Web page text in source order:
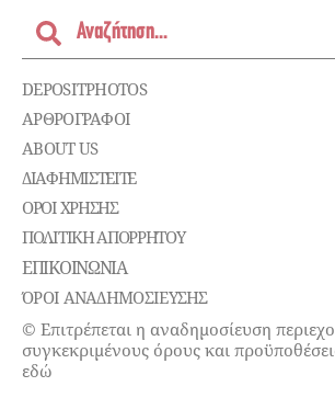
DEPOSITPHOTOS
ΑΡΘΡΟΓΡΑΦΟΙ
ABOUT US
ΔΙΑΦΗΜΙΣΤΕΊΤΕ
ΌΡΟΙ ΧΡΉΣΗΣ
ΠΟΛΙΤΙΚΉ ΑΠΟΡΡΉΤΟΥ
ΕΠΙΚΟΙΝΩΝΊΑ
ΌΡΟΙ ΑΝΑΔΗΜΟΣΙΕΥΣΗΣ
© Επιτρέπεται η αναδημοσίευση
συγκεκριμένους όρους και
εδώ